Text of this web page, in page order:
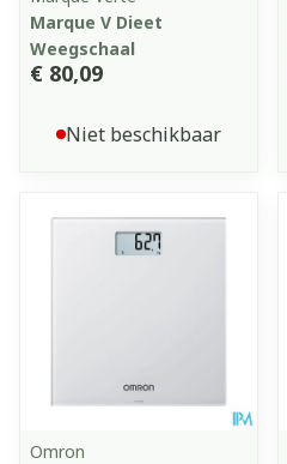
Marque V Dieet
Weegschaal
€ 80,09
Niet beschikbaar
Omron